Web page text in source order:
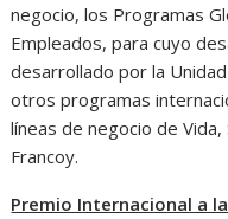
negocio, los Programas
Empleados, para cuyo
desarrollado por la
otros programas
líneas de negocio de
Francoy.
Premio Internacional a